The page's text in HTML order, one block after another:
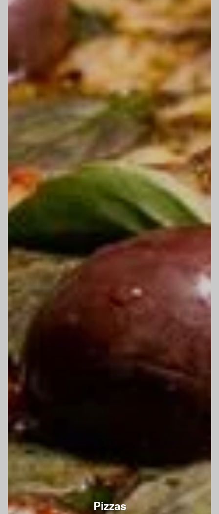
Pizzas